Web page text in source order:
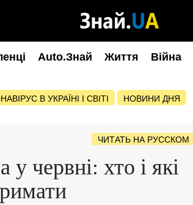
Auto.Знай Життя Війна
В УКРАЇНІ І СВІТІ НОВИНИ ДНЯ
ЧИТАТЬ НА РУССКОМ
червні: хто і які